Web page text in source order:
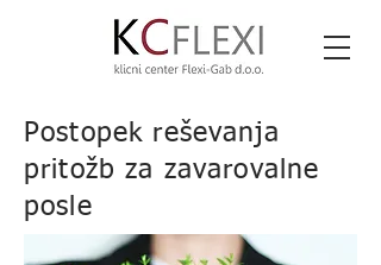
Postopek reševanja
pritožb za zavarovalne
posle